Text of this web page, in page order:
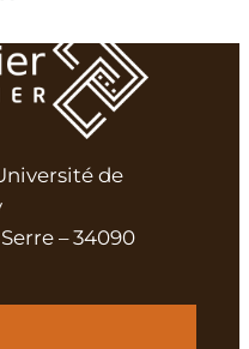
de
– 34090